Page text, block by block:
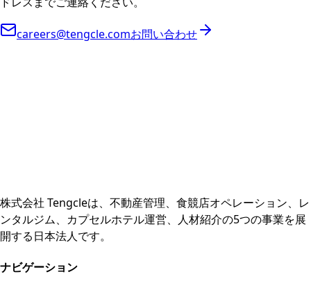
careers@tengcle.comお問い合わせ
株式会社 Tengcleは、不動産管理、食競店オペレーション、レ
ンタルジム、カプセルホテル運営、人材紹介の5つの事業を展
開する日本法人です。
ナビゲーション